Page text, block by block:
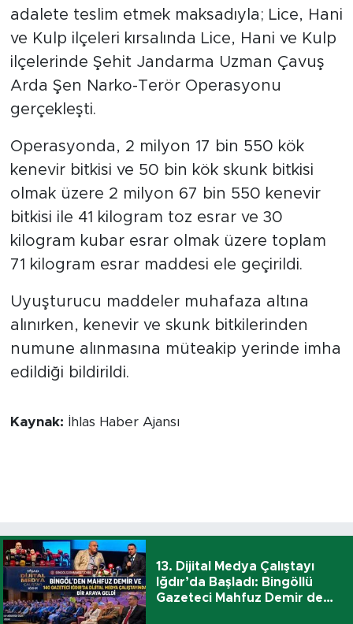
adalete teslim etmek maksadıyla; Lice, Hani
ve Kulp ilçeleri kırsalında Lice, Hani ve Kulp
ilçelerinde Şehit Jandarma Uzman Çavuş
Arda Şen Narko-Terör Operasyonu
gerçekleşti.
Operasyonda, 2 milyon 17 bin 550 kök
kenevir bitkisi ve 50 bin kök skunk bitkisi
olmak üzere 2 milyon 67 bin 550 kenevir
bitkisi ile 41 kilogram toz esrar ve 30
kilogram kubar esrar olmak üzere toplam
71 kilogram esrar maddesi ele geçirildi.
Uyuşturucu maddeler muhafaza altına
alınırken, kenevir ve skunk bitkilerinden
numune alınmasına müteakip yerinde imha
edildiği bildirildi.
Kaynak: İhlas Haber Ajansı
13. Dijital Medya Çalıştayı
Iğdır’da Başladı: Bingöllü
Gazeteci Mahfuz Demir de